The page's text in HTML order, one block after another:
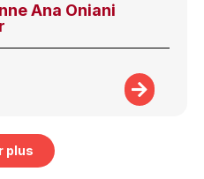
Ana Oniani
plus